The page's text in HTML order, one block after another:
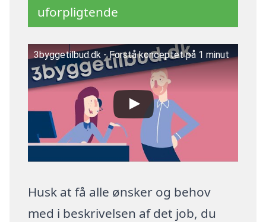
uforpligtende
3byggetilbud.dk - Forstå konceptet på 1 minut
Husk at få alle ønsker og behov
med i beskrivelsen af det job, du